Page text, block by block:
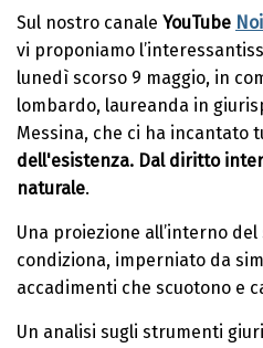
Sul nostro canale YouTube
vi proponiamo
lunedì scorso 9 maggio, in
lombardo, laureanda in
Messina, che ci ha incantato
dell'esistenza. Dal diritto
naturale.
Una proiezione all’interno
condiziona, imperniato da
accadimenti che scuotono e
Un analisi sugli strumenti